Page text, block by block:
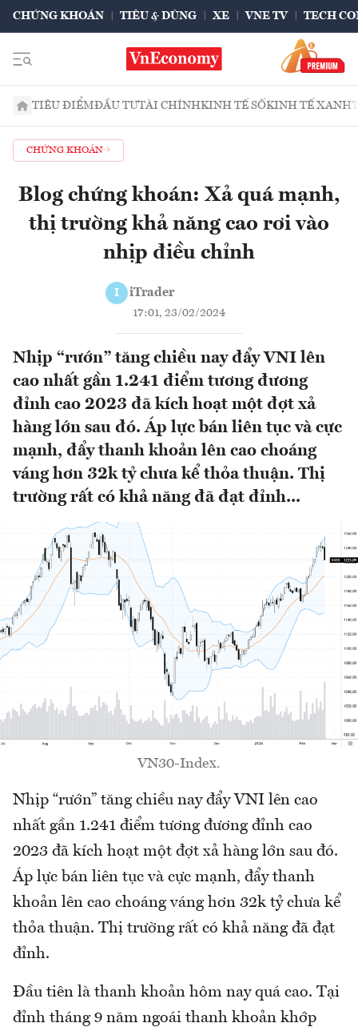
CHỨNG KHOÁN TIÊU & DÙNG XE VNE TV TECH
TIÊU ĐIỂMĐẦU TƯTÀI CHÍNHKINH TẾ SỐKINH TẾ XANH
CHỨNG KHOÁN
Blog chứng khoán: Xả quá mạnh,
thị trường khả năng cao rơi vào
nhịp điều chỉnh
I iTrader
17:01, 23/02/2024
Nhịp “rướn” tăng chiều nay đẩy VNI lên
cao nhất gần 1.241 điểm tương đương
đỉnh cao 2023 đã kích hoạt một đợt xả
hàng lớn sau đó. Áp lực bán liên tục và cực
mạnh, đẩy thanh khoản lên cao choáng
váng hơn 32k tỷ chưa kể thỏa thuận. Thị
trường rất có khả năng đã đạt đỉnh...
VN30-Index.
Nhịp “rướn” tăng chiều nay đẩy VNI lên cao
nhất gần 1.241 điểm tương đương đỉnh cao
2023 đã kích hoạt một đợt xả hàng lớn sau đó.
Áp lực bán liên tục và cực mạnh, đẩy thanh
khoản lên cao choáng váng hơn 32k tỷ chưa kể
thỏa thuận. Thị trường rất có khả năng đã đạt
đỉnh.
Đầu tiên là thanh khoản hôm nay quá cao. Tại
đỉnh tháng 9 năm ngoái thanh khoản khớp